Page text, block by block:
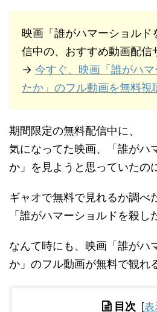
映画「誰がハマーショルド
信中の、おすすめ動画配信
→ 今すぐ、映画「誰がハ
たか」のフル動画を無料視
期間限定の無料配信中に、
気になってた映画、「誰がハ
か」を見ようと思っていたの
ギャオで無料で見れるか調べ
「誰がハマーショルドを殺し
なんて時にも、映画「誰がハ
か」のフル動画が無料で観れ
目次 [表